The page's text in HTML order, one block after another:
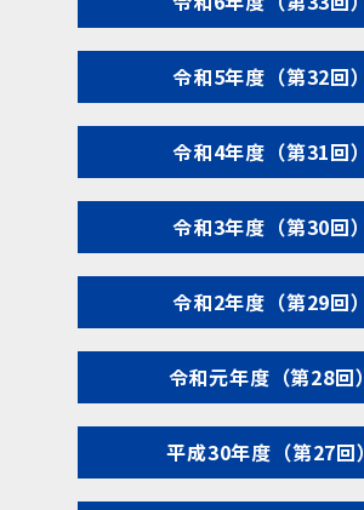
令和5年度（第32回）
令和4年度（第31回）
令和3年度（第30回）
令和2年度（第29回）
令和元年度（第28回）
平成30年度（第27回）